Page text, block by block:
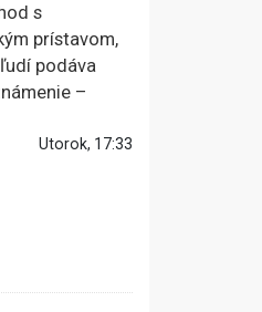
s
prístavom,
podáva
–
Utorok, 17:33